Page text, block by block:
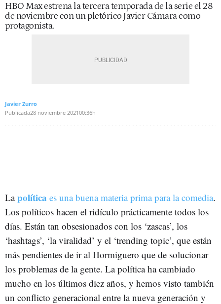
HBO Max estrena la tercera temporada de la serie el 28
de noviembre con un pletórico Javier Cámara como
protagonista.
Javier Zurro
Publicada28 noviembre 202100:36h
Lapolítica es una buena materia prima para la comedia.
Los políticos hacen el ridículo prácticamente todos los
días. Están tan obsesionados con los ‘zascas’, los
‘hashtags’, ‘la viralidad’ y el ‘trending topic’, que están
más pendientes de ir al Hormiguero que de solucionar
los problemas de la gente. La política ha cambiado
mucho en los últimos diez años, y hemos visto también
un conflicto generacional entre la nueva generación y